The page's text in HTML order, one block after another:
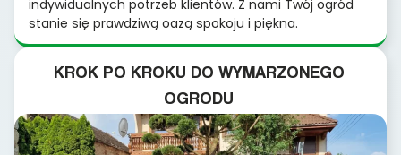
indywidualnych potrzeb klientów. Z nami Twój ogród
stanie się prawdziwą oazą spokoju i piękna.
KROK PO KROKU DO WYMARZONEGO
OGRODU